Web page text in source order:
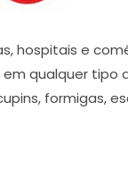
hospitais e
qualquer tipo
formigas,